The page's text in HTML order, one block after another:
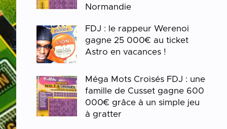
Normandie
FDJ : le rappeur Werenoi
gagne 25 000€ au ticket
Astro en vacances !
Méga Mots Croisés FDJ : une
famille de Cusset gagne 600
000€ grâce à un simple jeu
à gratter